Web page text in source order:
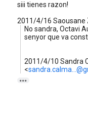
siii tienes razon!
2011/4/16 Saousane
No sandra, Octavi
senyor que va
2011/4/10 Sandra
<
